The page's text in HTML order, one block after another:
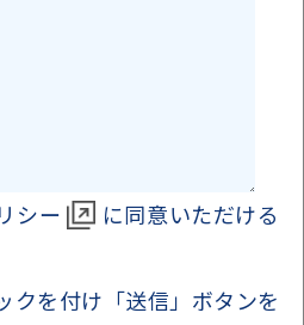
シー
に同意いただける
クを付け「送信」ボタンを